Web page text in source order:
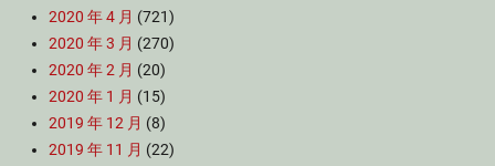
2020 年 4 月 (721)
2020 年 3 月 (270)
2020 年 2 月 (20)
2020 年 1 月 (15)
2019 年 12 月 (8)
2019 年 11 月 (22)